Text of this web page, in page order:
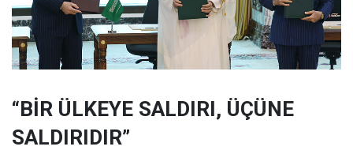
“BİR ÜLKEYE SALDIRI, ÜÇÜNE
SALDIRIDIR”